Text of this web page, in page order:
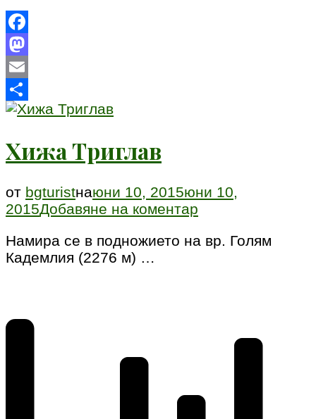
Facebook
Mastodon
Email
Share
Хижа Триглав
от bgturistнаюни 10, 2015юни 10,
2015Добавяне на коментар
Триглав
Намира се в подножието на вр. Голям
Кадемлия (2276 м) …